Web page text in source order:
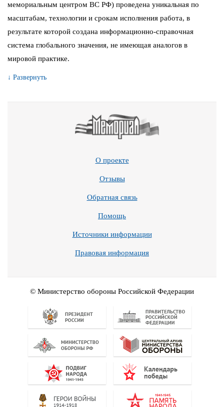
мемориальным центром ВС РФ) проведена уникальная по
масштабам, технологии и срокам исполнения работа, в
результате которой создана информационно-справочная
система глобального значения, не имеющая аналогов в
мировой практике.
↓ Развернуть
О проекте
Отзывы
Обратная связь
Помощь
Источники информации
Правовая информация
© Министерство обороны Российской Федерации